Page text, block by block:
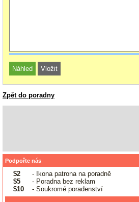
Zpět do poradny
Podpořte nás
$2
- Ikona patrona na poradně
$5
- Poradna bez reklam
$10
- Soukromé poradenství